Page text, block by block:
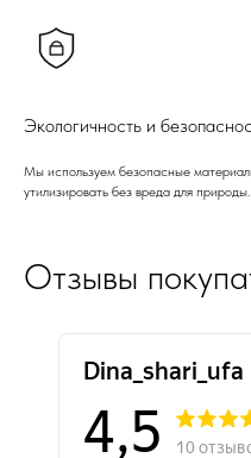
Экологичность и
Мы используем безопасные
утилизировать без вреда для природы.
Отзывы